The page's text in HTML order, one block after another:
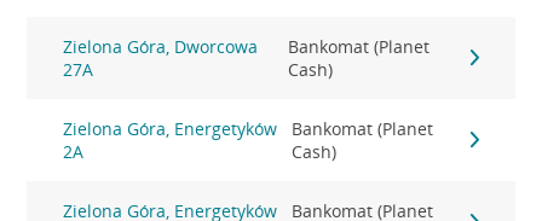
Zielona Góra, Dworcowa
27A
Bankomat (Planet
Cash)
Zielona Góra, Energetyków
2A
Bankomat (Planet
Cash)
Zielona Góra, Energetyków
Bankomat (Planet